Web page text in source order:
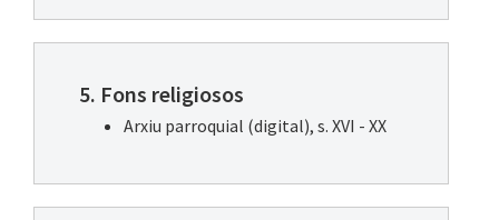
5. Fons religiosos
Arxiu parroquial (digital), s. XVI - XX